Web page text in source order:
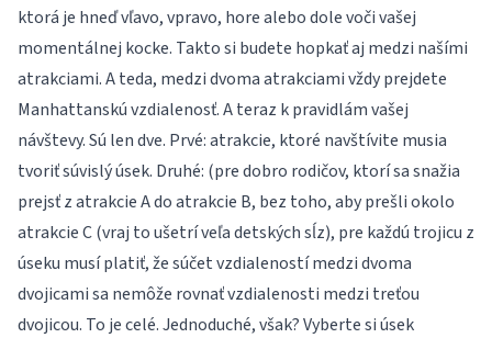
ktorá je hneď vľavo, vpravo, hore alebo dole voči vašej
momentálnej kocke. Takto si budete hopkať aj medzi našími
atrakciami. A teda, medzi dvoma atrakciami vždy prejdete
Manhattanskú vzdialenosť. A teraz k pravidlám vašej
návštevy. Sú len dve. Prvé: atrakcie, ktoré navštívite musia
tvoriť súvislý úsek. Druhé: (pre dobro rodičov, ktorí sa snažia
prejsť z atrakcie A do atrakcie B, bez toho, aby prešli okolo
atrakcie C (vraj to ušetrí veľa detských sĺz), pre každú trojicu z
úseku musí platiť, že súčet vzdialeností medzi dvoma
dvojicami sa nemôže rovnať vzdialenosti medzi treťou
dvojicou. To je celé. Jednoduché, však? Vyberte si úsek